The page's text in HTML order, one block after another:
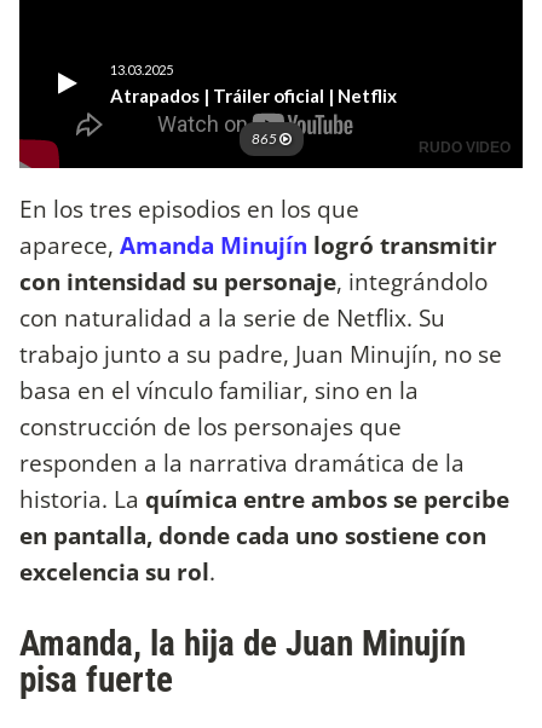
En los tres episodios en los que
aparece, Amanda Minujín logró transmitir
con intensidad su personaje, integrándolo
con naturalidad a la serie de Netflix. Su
trabajo junto a su padre, Juan Minujín, no se
basa en el vínculo familiar, sino en la
construcción de los personajes que
responden a la narrativa dramática de la
historia. La química entre ambos se percibe
en pantalla, donde cada uno sostiene con
excelencia su rol.
Amanda, la hija de Juan Minujín
pisa fuerte